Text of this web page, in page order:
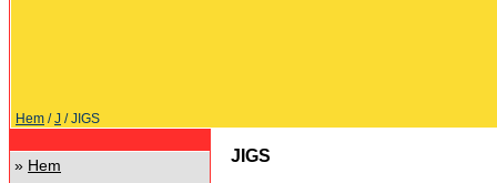
Hem /J / JIGS
» Hem
JIGS